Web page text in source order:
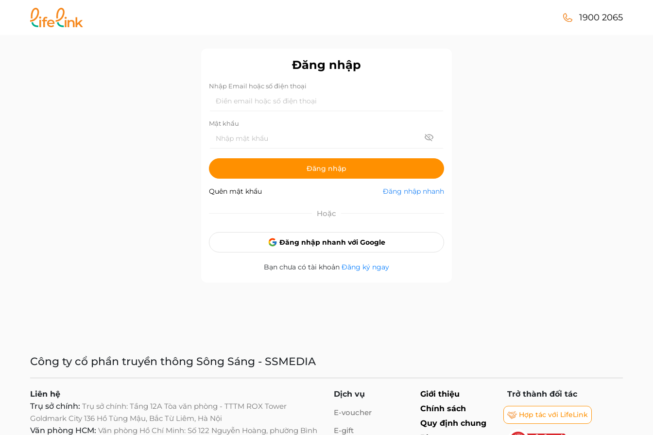
1900 2065
Đăng nhập
Nhập Email hoặc số điện thoại
Mật khẩu
Đăng nhập
Quên mật khẩu Đăng nhập nhanh
Hoặc
Đăng nhập nhanh với Google
Bạn chưa có tài khoản Đăng ký ngay
Công ty cổ phần truyền thông Sông Sáng - SSMEDIA
Liên hệ
Trụ sở chính: Trụ sở chính: Tầng 12A Tòa văn phòng - TTTM ROX Tower
Goldmark City 136 Hồ Tùng Mậu, Bắc Từ Liêm, Hà Nội
Văn phòng HCM: Văn phòng Hồ Chí Minh: Số 122 Nguyễn Hoàng, phường Bình
Dịch vụ
E-voucher
E-gift
Giới thiệu
Chính sách
Quy định chung
Trở thành đối tác
Hợp tác với LifeLink